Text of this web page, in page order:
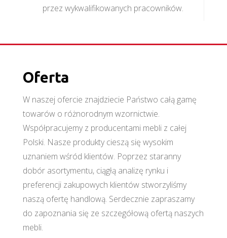
przez wykwalifikowanych pracowników.
Oferta
W naszej ofercie znajdziecie Państwo całą gamę
towarów o różnorodnym wzornictwie.
Współpracujemy z producentami mebli z całej
Polski. Nasze produkty cieszą się wysokim
uznaniem wśród klientów. Poprzez staranny
dobór asortymentu, ciągłą analizę rynku i
preferencji zakupowych klientów stworzyliśmy
naszą ofertę handlową. Serdecznie zapraszamy
do zapoznania się ze szczegółową ofertą naszych
mebli.